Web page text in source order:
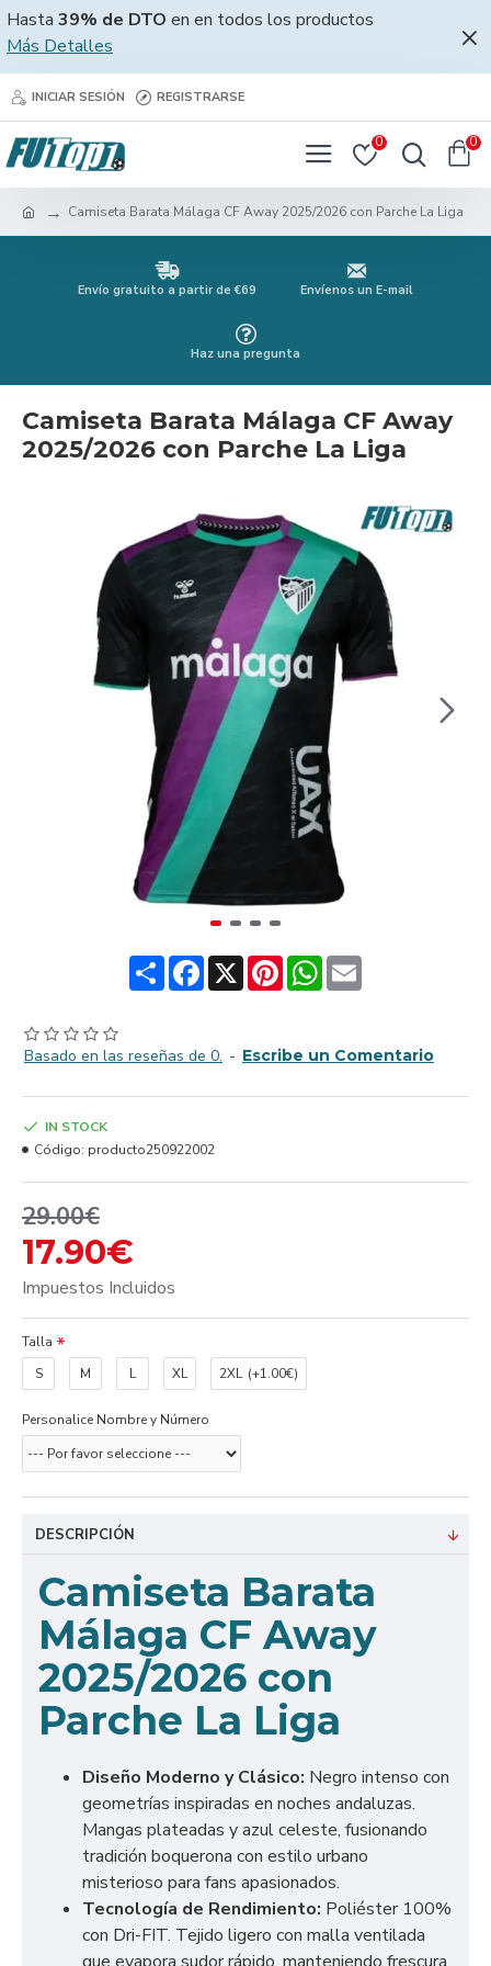
Hasta 39% de DTO en en todos los productos
Más Detalles
INICIAR SESIÓN REGISTRARSE
0 0
Camiseta Barata Málaga CF Away 2025/2026 con Parche La Liga
Envío gratuito a partir de €69 Envíenos un E-mail
Haz una pregunta
Camiseta Barata Málaga CF Away
2025/2026 con Parche La Liga
ShareFacebook
X PinterestWhatsApp
Email
Basado en las reseñas de 0. - Escribe un Comentario
17.90€
29.00€
Impuestos Incluidos
IN STOCK
Código: producto250922002
Talla
S
M L XL 2XL (+1.00€)
Personalice Nombre y Número
DESCRIPCIÓN
Camiseta Barata
Málaga CF Away
2025/2026 con
Parche La Liga
Diseño Moderno y Clásico: Negro intenso con
geometrías inspiradas en noches andaluzas.
Mangas plateadas y azul celeste, fusionando
tradición boquerona con estilo urbano
misterioso para fans apasionados.
Tecnología de Rendimiento: Poliéster 100%
con Dri-FIT. Tejido ligero con malla ventilada